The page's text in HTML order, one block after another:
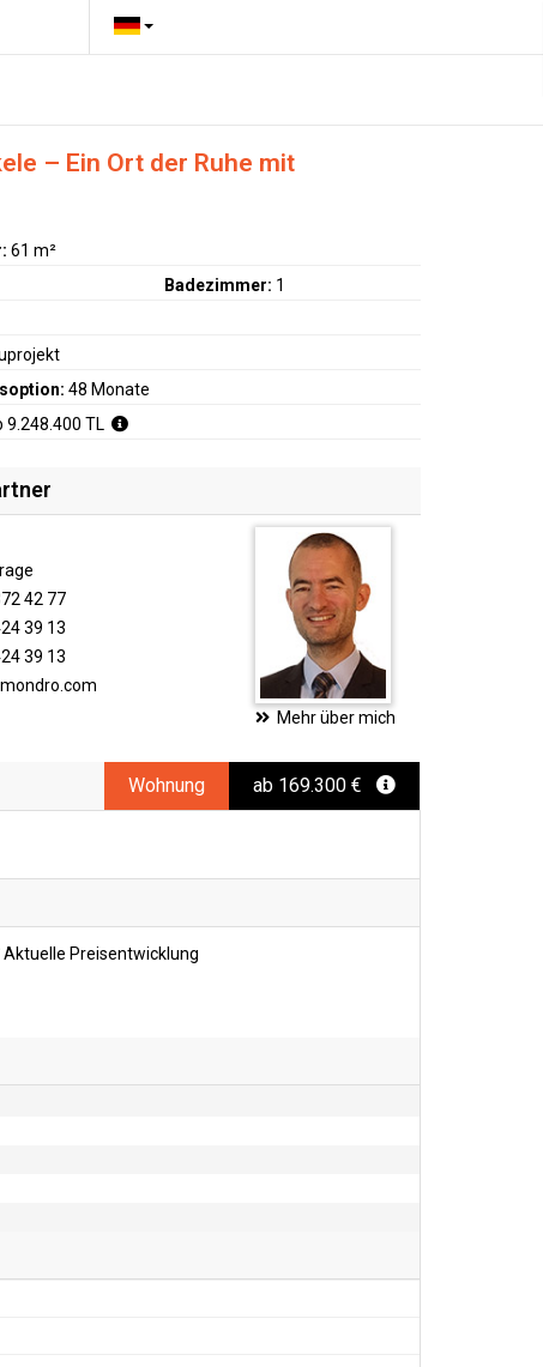
– Ein Ort der Ruhe mit
61 m²
Badezimmer: 1
48 Monate
9.248.400 TL
42 77
39 13
39 13
Mehr über mich
Wohnung ab 169.300 €
Aktuelle Preisentwicklung